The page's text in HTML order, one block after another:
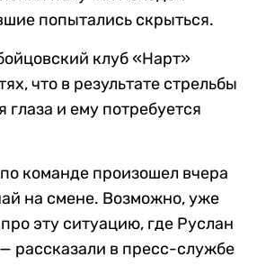
попытались скрыться.
клуб «Нарт»
что в результате стрельбы
и ему потребуется
комaнде произошел вчера
на смене. Возможно, уже
эту ситуацию, где Руслaн
рассказали в пресс-службе